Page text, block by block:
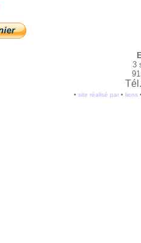
3
• site réalisé par• liens